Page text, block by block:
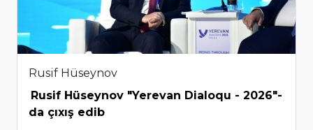
Rusif Hüseynov
Rusif Hüseynov "Yerevan Dialoqu - 2026"-
da çıxış edib